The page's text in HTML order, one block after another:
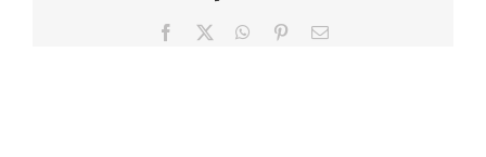
Facebook WhatsApp
PinterestCorreo